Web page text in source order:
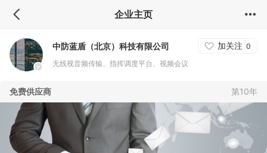
企业主页
中防蓝盾（北京）科技有限公司 加关注 0
无线视音频传输、指挥调度平台、视频会议
免费供应商 第10年